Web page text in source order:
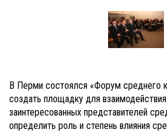
В Перми состоялся «Форум среднего
создать площадку для
заинтересованных представителей
определить роль и степень влияния